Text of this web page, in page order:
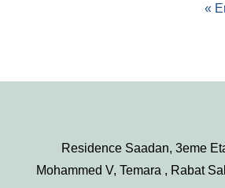
Residence Saadan, 3eme
Mohammed V, Temara , Rabat